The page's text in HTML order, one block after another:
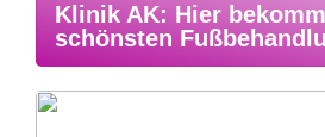
Klinik AK: Hier
schönsten